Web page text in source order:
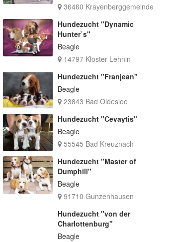
36460 Krayenberggemeinde
Hundezucht "Dynamic
Hunter`s"
Beagle
14797 Kloster Lehnin
Hundezucht "Franjean"
Beagle
23843 Bad Oldesloe
Hundezucht "Cevaytis"
Beagle
55545 Bad Kreuznach
Hundezucht "Master of
Dumphill"
Beagle
91710 Gunzenhausen
Hundezucht "von der
Charlottenburg"
Beagle